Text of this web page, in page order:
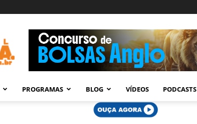
PROGRAMAS BLOG VÍDEOS PODCASTS